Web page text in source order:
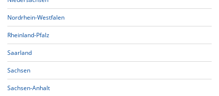
Nordrhein-Westfalen
Rheinland-Pfalz
Saarland
Sachsen
Sachsen-Anhalt